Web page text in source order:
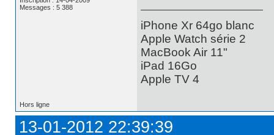
Messages : 5 388
iPhone Xr 64go blanc
Apple Watch série 2
MacBook Air 11"
iPad 16Go
Apple TV 4
Hors ligne
13-01-2012 22:39:39